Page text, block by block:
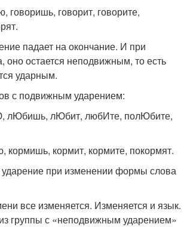
говоришь, говорит, говорите,
падает на окончание. И при
оно остается неподвижным, то есть
ударным.
с подвижным ударением:
лЮбишь, лЮбит, любИте, полЮбите,
кормишь, кормит, кормите, покормят.
при изменении формы слова
все изменяется. Изменяется и язык.
группы с «неподвижным ударением»